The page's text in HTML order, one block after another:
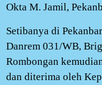
Okta M. Jamil,
Setibanya di
Danrem 031/WB,
Rombongan
dan diterima oleh